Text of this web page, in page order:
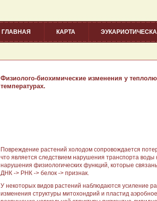
ГЛАВНАЯ КАРТА
Физиолого-биохимические изменения у
температурах.
Повреждение растений холодом сопровождается
что является следствием нарушения транспорта
нарушения физиологических функций, которые
ДНК -> РНК -> белок -> признак.
У некоторых видов растений наблюдаются усиление
изменения структуры митохондрий и пластид